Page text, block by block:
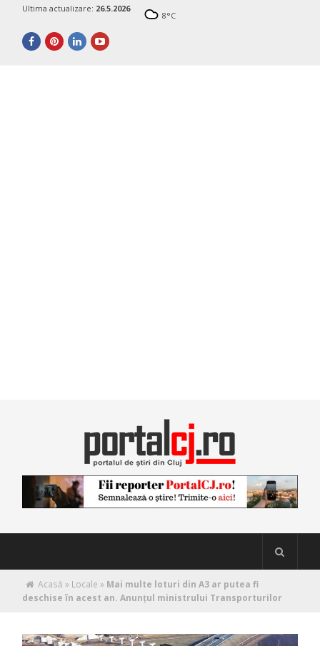
Ultima actualizare: 26.5.2026
8°C
Acasă » Locale » Mai multe loturi din A3 ar putea fi
deschise în acest an. Anunţul ministrului Transporturilor